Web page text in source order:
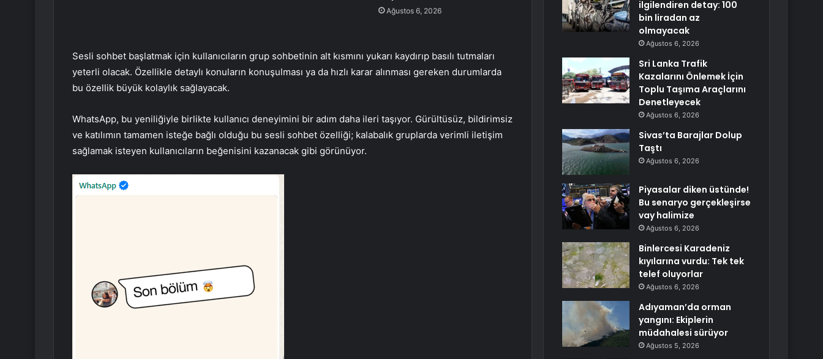
Ağustos 6, 2026
Sesli sohbet başlatmak için kullanıcıların grup sohbetinin alt kısmını yukarı kaydırıp basılı tutmaları
yeterli olacak. Özellikle detaylı konuların konuşulması ya da hızlı karar alınması gereken durumlarda
bu özellik büyük kolaylık sağlayacak.
WhatsApp, bu yeniliğiyle birlikte kullanıcı deneyimini bir adım daha ileri taşıyor. Gürültüsüz, bildirimsiz
ve katılımın tamamen isteğe bağlı olduğu bu sesli sohbet özelliği; kalabalık gruplarda verimli iletişim
sağlamak isteyen kullanıcıların beğenisini kazanacak gibi görünüyor.
ilgilendiren detay: 100
bin liradan az
olmayacak
Ağustos 6, 2026
Sri Lanka Trafik
Kazalarını Önlemek İçin
Toplu Taşıma Araçlarını
Denetleyecek
Ağustos 6, 2026
Sivas’ta Barajlar Dolup
Taştı
Ağustos 6, 2026
Piyasalar diken üstünde!
Bu senaryo gerçekleşirse
vay halimize
Ağustos 6, 2026
Binlercesi Karadeniz
kıyılarına vurdu: Tek tek
telef oluyorlar
Ağustos 6, 2026
Adıyaman’da orman
yangını: Ekiplerin
müdahalesi sürüyor
Ağustos 5, 2026